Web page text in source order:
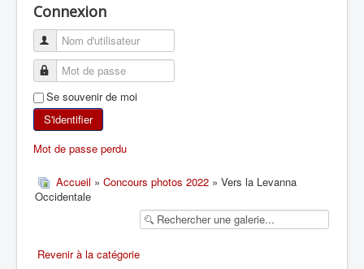
ESCALADE
ALPINISME
SKI DE RANDONNÉE
RANDONNÉE SPORTIVE
Connexion
Se souvenir de moi
S'identifier
Mot de passe perdu
Accueil » Concours photos 2022 » Vers la Levanna
Occidentale
Revenir à la catégorie